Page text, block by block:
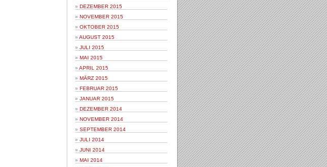
DEZEMBER 2015
NOVEMBER 2015
OKTOBER 2015
AUGUST 2015
JULI 2015
MAI 2015
APRIL 2015
MÄRZ 2015
FEBRUAR 2015
JANUAR 2015
DEZEMBER 2014
NOVEMBER 2014
SEPTEMBER 2014
JULI 2014
JUNI 2014
MAI 2014